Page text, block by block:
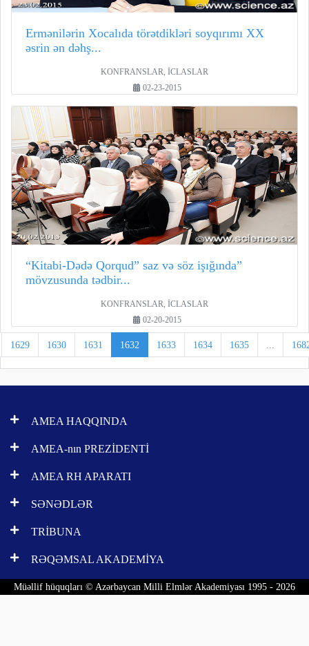
Ermənilərin Xocalıda törətdikləri soyqırımı XX
əsrin ən dəhş...
KONFRANSLAR, İCLASLAR
02-23-2015
“Kitabi-Dədə Qorqud” saz və söz işığında”
mövzusunda tədbir...
KONFRANSLAR, İCLASLAR
02-20-2015
1629 1630 1631 1632 1633 1634 1635 ...
AMEA HAQQINDA
AMEA-nın PREZİDENTİ
AMEA RH APARATI
SƏNƏDLƏR
TRİBUNA
RƏQƏMSAL AKADEMİYA
Müəllif hüquqları © Azərbaycan Milli Elmlər Akademiyası 1995 - 2026